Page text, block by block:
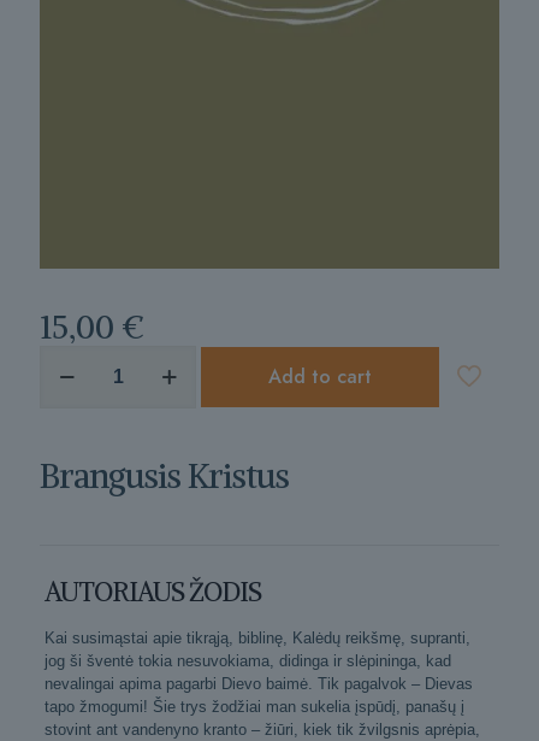
15,00 €
kiekis:
Add to cart
Brangusis Kristus
AUTORIAUS ŽODIS
Kai susimąstai apie tikrąją, biblinę, Kalėdų reikšmę, supranti,
jog ši šventė tokia nesuvokiama, didinga ir slėpininga, kad
nevalingai apima pagarbi Dievo baimė. Tik pagalvok – Dievas
tapo žmogumi! Šie trys žodžiai man sukelia įspūdį, panašų į
stovint ant vandenyno kranto – žiūri, kiek tik žvilgsnis aprėpia,